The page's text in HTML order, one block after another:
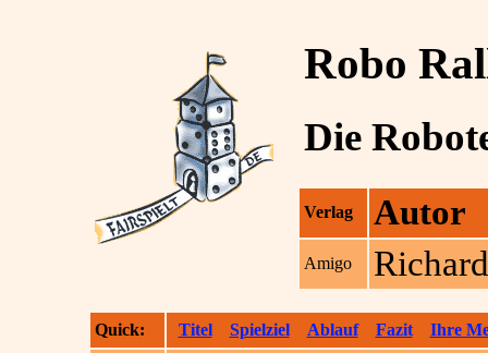
Robo
Die
Verlag Autor
Amigo
Quick: Titel Spielziel Ablauf Fazit
Ihre